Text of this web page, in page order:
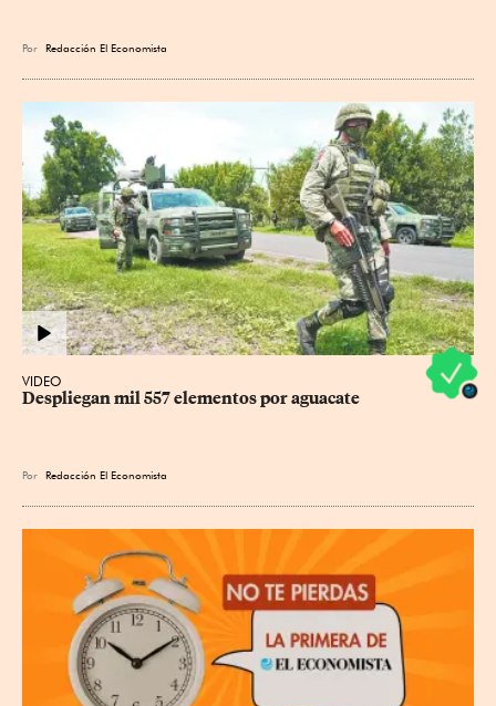
Por Redacción El Economista
VIDEO
Despliegan mil 557 elementos por aguacate
Por Redacción El Economista